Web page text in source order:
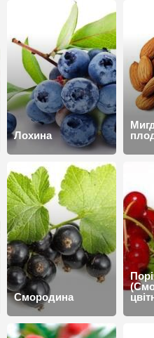
Лохина
Смородина